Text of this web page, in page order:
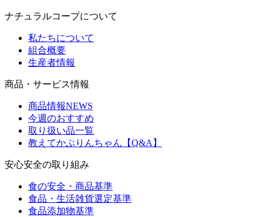
ナチュラルコープについて
私たちについて
組合概要
生産者情報
商品・サービス情報
商品情報NEWS
今週のおすすめ
取り扱い品一覧
教えてかぶりんちゃん【Q&A】
安心安全の取り組み
食の安全・商品基準
食品・生活雑貨選定基準
食品添加物基準